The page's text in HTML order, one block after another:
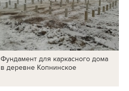
Фундамент для каркасного дома
в деревне Копнинское